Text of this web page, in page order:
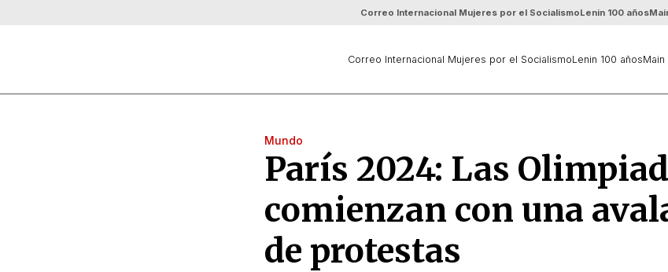
Correo Internacional Mujeres por el SocialismoLenin 100 años
Correo Internacional Mujeres por el SocialismoLenin 100 añosMain
Mundo
París 2024: Las
comienzan con una
de protestas